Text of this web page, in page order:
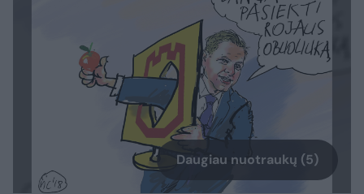
Daugiau nuotraukų (5)